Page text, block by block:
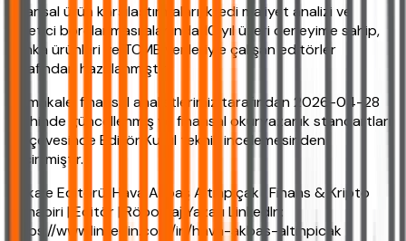
Finansal ürün karşılaştırmaları, kredi maliyet analizi ve
tüketici borçlanması alanında 10 yıl üzeri deneyime sahip,
banka ürünleri ve TCMB verileriyle çalışan editörler
tarafından hazırlanmıştır.
Bu makale, finansal analistlerimiz tarafından 2026-04-28
tarihinde güncellenmiş ve finansal okuryazarlık standartları
çerçevesinde Editör Kurul teknik incelemesinden
geçirilmiştir.
Makale Editörü: Hava Akbaş Altınpıçak | Finans & Kripto
Muhabiri | Editör | Röportaj Yazarı LinkedIn:
https://www.linkedin.com/in/hava-akbas-altinpicak